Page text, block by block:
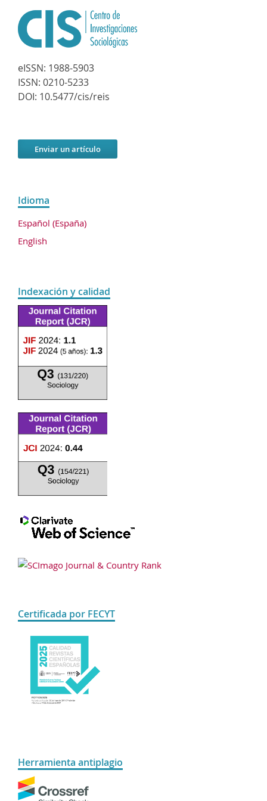
eISSN: 1988-5903
ISSN: 0210-5233
DOI: 10.5477/cis/reis
Enviar un artículo
Idioma
Español (España)
English
Indexación y calidad
Certificada por FECYT
Herramienta antiplagio